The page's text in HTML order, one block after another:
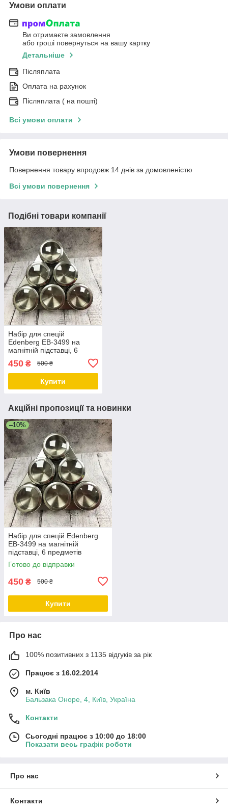
Умови оплати
Ви отримаєте замовлення
або гроші повернуться на вашу картку
Детальніше
Післяплата
Оплата на рахунок
Післяплата ( на пошті)
Всі умови оплати
Умови повернення
Повернення товару впродовж 14 днів за домовленістю
Всі умови повернення
Подібні товари компанії
Набір для спецій
Edenberg EB-3499 на
магнітній підставці, 6
450 ₴ 500 ₴
Купити
Акційні пропозиції та новинки
–10%
Набір для спецій Edenberg
EB-3499 на магнітній
підставці, 6 предметів
Готово до відправки
450 ₴ 500 ₴
Купити
Про нас
100% позитивних з 1135 відгуків за рік
Працює з 16.02.2014
м. Київ
Бальзака Оноре, 4, Київ, Україна
Контакти
Сьогодні працює з 10:00 до 18:00
Показати весь графік роботи
Про нас
Контакти